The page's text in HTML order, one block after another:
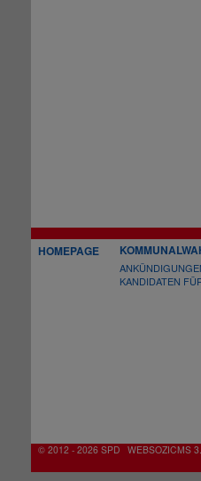
HOMEPAGE
KANDIDATEN
© 2012 - 2026 SPD WEBSOZICMS